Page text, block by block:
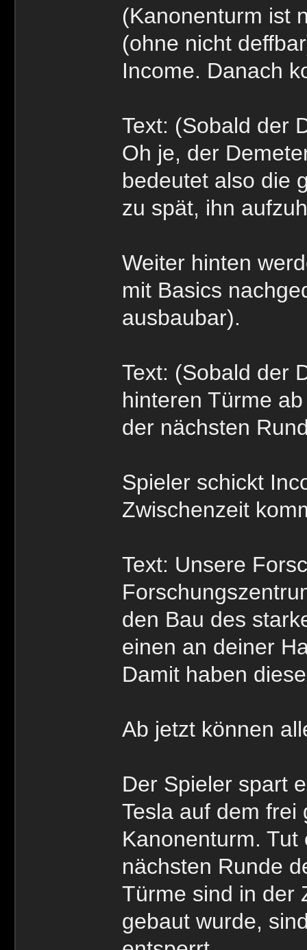
(Kanonenturm ist
(ohne nicht
Income. Danach
Text: (Sobald der
Oh je, der
bedeutet also die
zu spät, ihn
Weiter hinten
mit Basics
ausbaubar).
Text: (Sobald der
hinteren Türme
der nächsten
Spieler schickt
Zwischenzeit
Text: Unsere
den Bau des
einen an deiner
Damit haben
Ab jetzt können
Der Spieler spart
Tesla auf dem
Kanonenturm.
nächsten Runde
Türme sind in der
gebaut wurde,